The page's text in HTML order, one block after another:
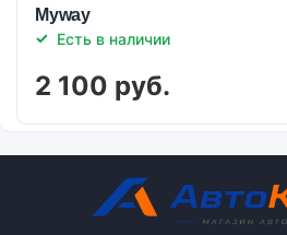
Myway
Есть в наличии
2 100 руб.